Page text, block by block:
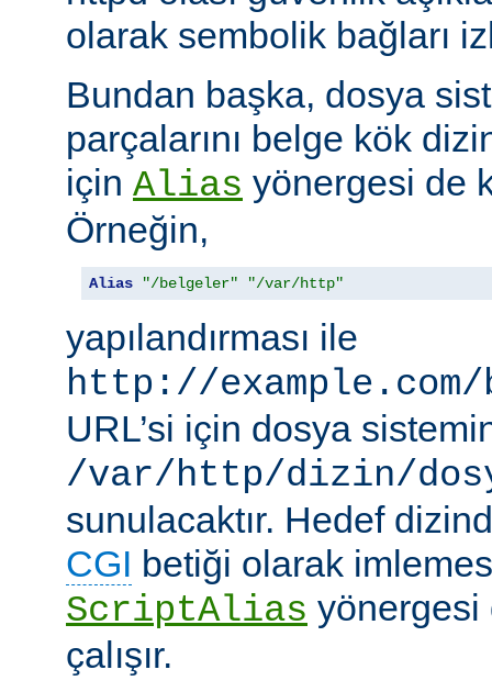
olarak sembolik bağları
Bundan başka, dosya
parçalarını belge kök
için Alias yönergesi de
Örneğin,
Alias "/belgeler" "/var/http"
yapılandırması ile
http://
URL’si için dosya
/var/http/dizin/
sunulacaktır. Hedef
CGI betiği olarak
ScriptAlias yönergesi
çalışır.